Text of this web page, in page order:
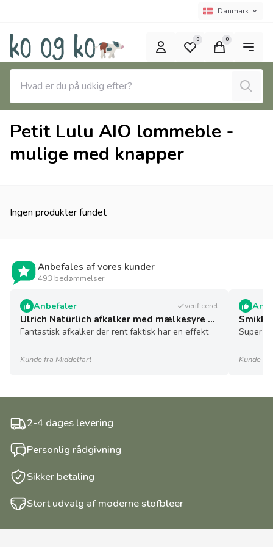
Sprogvælger
Nuværende
Danmark
Søg
0 0
Petit Lulu AIO lommeble -
mulige med knapper
Ingen produkter fundet
Anbefales af vores kunder
493 bedømmelser
Anbefaler verificeret
Ulrich Natürlich afkalker med mælkesyre - 5 l - økologisk
Fantastisk afkalker der rent faktisk har en effekt
Kunde fra Middelfart
Super
Kunde
2-4 dages levering
Personlig rådgivning
Sikker betaling
Stort udvalg af moderne stofbleer